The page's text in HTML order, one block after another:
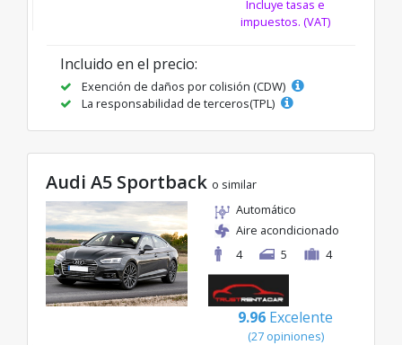
Incluye tasas e
impuestos. (VAT)
Incluido en el precio:
Exención de daños por colisión (CDW)
La responsabilidad de terceros(TPL)
Audi A5 Sportback o similar
Automático
Aire acondicionado
4
5 4
9.96 Excelente
(27 opiniones)